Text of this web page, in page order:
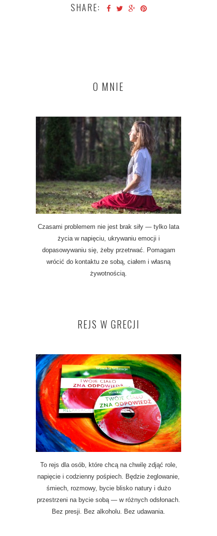
SHARE:
O MNIE
Czasami problemem nie jest brak siły — tylko lata
życia w napięciu, ukrywaniu emocji i
dopasowywaniu się, żeby przetrwać. Pomagam
wrócić do kontaktu ze sobą, ciałem i własną
żywotnością.
REJS W GRECJI
To rejs dla osób, które chcą na chwilę zdjąć role,
napięcie i codzienny pośpiech. Będzie żeglowanie,
śmiech, rozmowy, bycie blisko natury i dużo
przestrzeni na bycie sobą — w różnych odsłonach.
Bez presji. Bez alkoholu. Bez udawania.